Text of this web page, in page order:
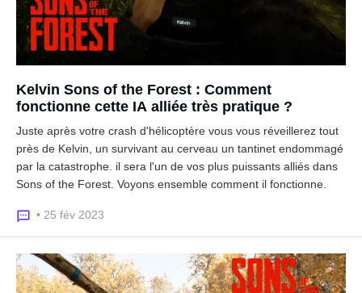
Kelvin Sons of the Forest : Comment
fonctionne cette IA alliée très pratique ?
Juste après votre crash d'hélicoptère vous vous réveillerez tout
près de Kelvin, un survivant au cerveau un tantinet endommagé
par la catastrophe. il sera l'un de vos plus puissants alliés dans
Sons of the Forest. Voyons ensemble comment il fonctionne.
• 25 fév 2023